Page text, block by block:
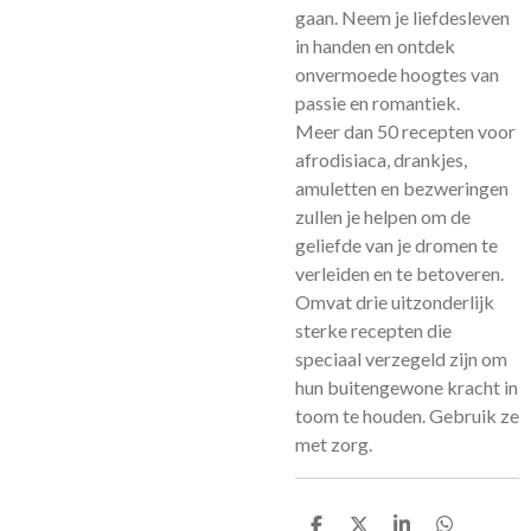
gaan. Neem je liefdesleven
in handen en ontdek
onvermoede hoogtes van
passie en romantiek.
Meer dan 50 recepten voor
afrodisiaca, drankjes,
amuletten en bezweringen
zullen je helpen om de
geliefde van je dromen te
verleiden en te betoveren.
Omvat drie uitzonderlijk
sterke recepten die
speciaal verzegeld zijn om
hun buitengewone kracht in
toom te houden. Gebruik ze
met zorg.